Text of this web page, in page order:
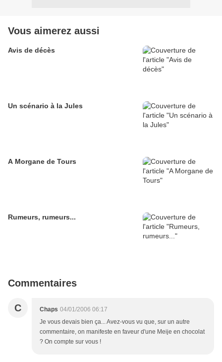
Vous aimerez aussi
Avis de décès
Un scénario à la Jules
A Morgane de Tours
Rumeurs, rumeurs...
Commentaires
C Chaps 04/01/2006 06:17
Je vous devais bien ça... Avez-vous vu que, sur un autre
commentaire, on manifeste en faveur d'une Meije en chocolat
? On compte sur vous !